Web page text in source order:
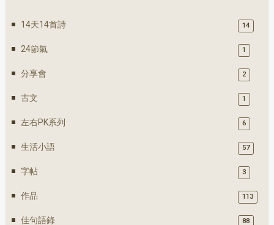
14天14首詩 14
24節氣 1
分享會 2
古文 1
左右PK系列 6
生活小語 57
字帖 3
作品 113
佳句語錄 88